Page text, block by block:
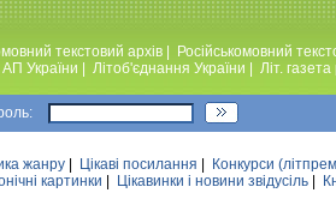
текстовий архiв Російськомовний
України Лiтоб'єднання України Лiт. газета
жанру Цікаві посилання Конкурси
картинки Цікавинки і новини звідусіль